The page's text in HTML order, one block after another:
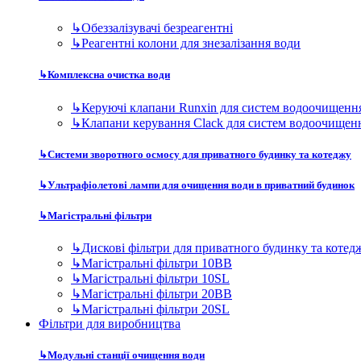
↳Обеззалізувачі безреагентні
↳Реагентні колони для знезалізання води
↳Комплексна очистка води
↳Керуючі клапани Runxin для систем
↳Клапани керування Clack для систем
↳Системи зворотного осмосу для приватного будинку та котеджу
↳Ультрафіолетові лампи для очищення води в приватний будинок
↳Магістральні фільтри
↳Дискові фільтри для приватного будинку та
↳Магістральні фільтри 10BB
↳Магістральні фільтри 10SL
↳Магістральні фільтри 20BB
↳Магістральні фільтри 20SL
Фільтри для виробництва
↳Модульні станції очищення води